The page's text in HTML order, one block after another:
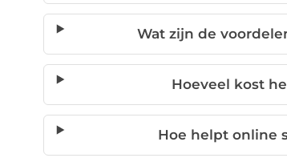
Wat zijn de
Hoeveel kost
Hoe helpt online